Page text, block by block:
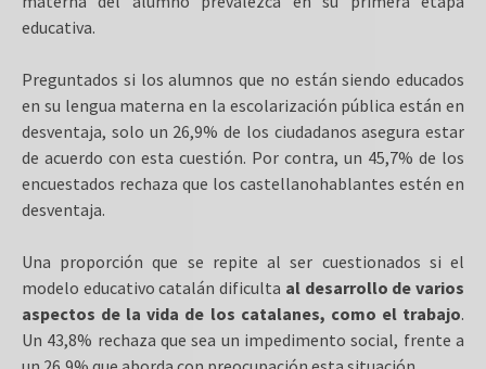
educativa.
Preguntados si los alumnos que no están siendo educados
en su lengua materna en la escolarización pública están en
desventaja, solo un 26,9% de los ciudadanos asegura estar
de acuerdo con esta cuestión. Por contra, un 45,7% de los
encuestados rechaza que los castellanohablantes estén en
desventaja.
Una proporción que se repite al ser cuestionados si el
modelo educativo catalán dificulta al desarrollo de varios
aspectos de la vida de los catalanes, como el trabajo.
Un 43,8% rechaza que sea un impedimento social, frente a